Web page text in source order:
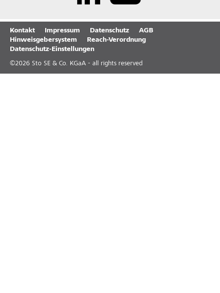
Kontakt Impressum Datenschutz
AGB
Hinweisgebersystem
Reach-Verordnung
Datenschutz-Einstellungen
©2026 Sto SE & Co. KGaA - all rights reserved